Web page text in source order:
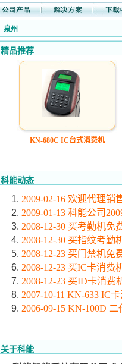
泉州
精品推荐
KN-680C IC台式消费机
科能动态
2009-02-16 欢迎代理销
2009-01-13 科能公司
2008-12-30 买考勤机免
2008-12-30 买指纹考勤
2008-12-23 买门禁机免
2008-12-23 买IC卡消费
2008-12-23 买ID卡消费
2007-10-11 KN-633 IC
2006-09-15 KN-100D
关于科能